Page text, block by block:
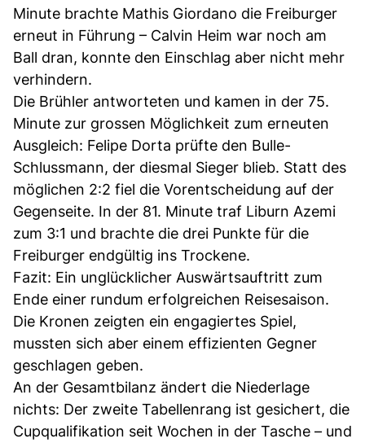
Minute brachte Mathis Giordano die Freiburger
erneut in Führung – Calvin Heim war noch am
Ball dran, konnte den Einschlag aber nicht mehr
verhindern.
Die Brühler antworteten und kamen in der 75.
Minute zur grossen Möglichkeit zum erneuten
Ausgleich: Felipe Dorta prüfte den Bulle-
Schlussmann, der diesmal Sieger blieb. Statt des
möglichen 2:2 fiel die Vorentscheidung auf der
Gegenseite. In der 81. Minute traf Liburn Azemi
zum 3:1 und brachte die drei Punkte für die
Freiburger endgültig ins Trockene.
Fazit: Ein unglücklicher Auswärtsauftritt zum
Ende einer rundum erfolgreichen Reisesaison.
Die Kronen zeigten ein engagiertes Spiel,
mussten sich aber einem effizienten Gegner
geschlagen geben.
An der Gesamtbilanz ändert die Niederlage
nichts: Der zweite Tabellenrang ist gesichert, die
Cupqualifikation seit Wochen in der Tasche – und